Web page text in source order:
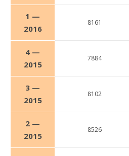
1 —
2016
8161
4 —
2015
7884
3 —
2015
8102
2 —
2015
8526